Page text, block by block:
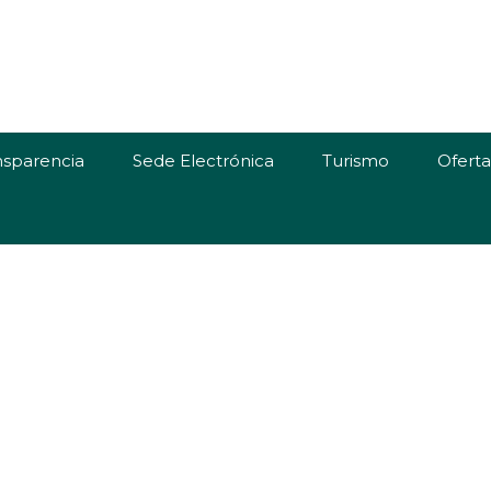
Sede Electrónica Turismo